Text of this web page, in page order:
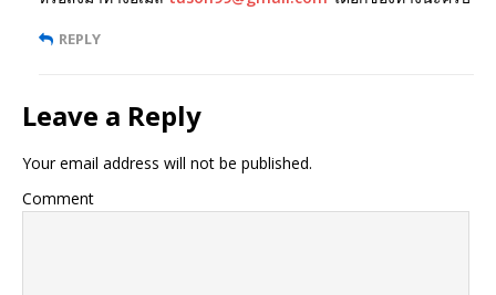
REPLY
Leave a Reply
Your email address will not be published.
Comment